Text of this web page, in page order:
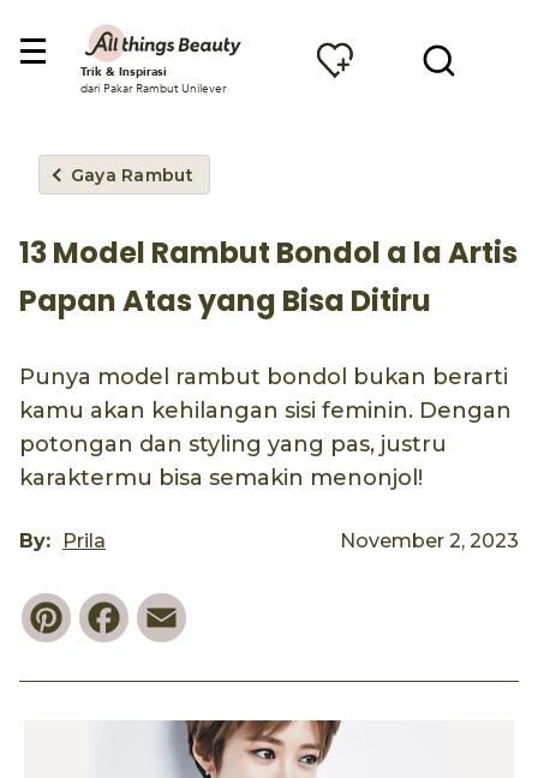
Trik & Inspirasi
dari Pakar Rambut Unilever
Gaya Rambut
13 Model Rambut Bondol a la Artis
Papan Atas yang Bisa Ditiru
Punya model rambut bondol bukan berarti
kamu akan kehilangan sisi feminin. Dengan
potongan dan styling yang pas, justru
karaktermu bisa semakin menonjol!
By: Prila November 2, 2023
PinterestFacebook